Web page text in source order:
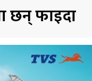
छन् फाइदा